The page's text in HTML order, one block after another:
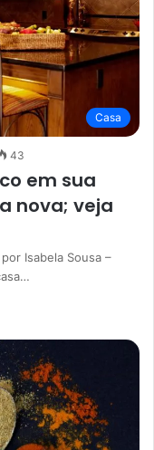
Casa
43
em sua
nova; veja
Isabela Sousa –